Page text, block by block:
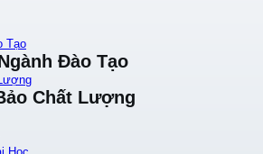
Tạo
Đào Tạo
Chất Lượng